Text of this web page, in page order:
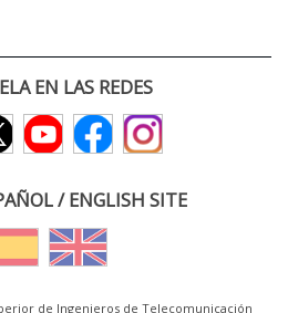
EN LAS REDES
/ ENGLISH SITE
de Ingenieros de Telecomunicación